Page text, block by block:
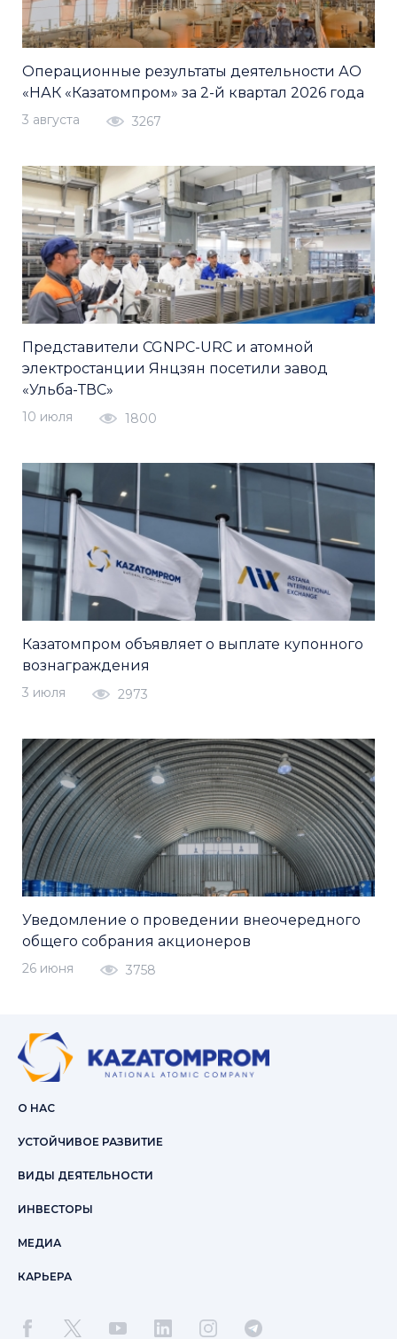
Операционные результаты деятельности АО
«НАК «Казатомпром» за 2-й квартал 2026 года
3 августа 3267
Представители CGNPC-URC и атомной
электростанции Янцзян посетили завод
«Ульба-ТВС»
10 июля 1800
Казатомпром объявляет о выплате купонного
вознаграждения
3 июля 2973
Уведомление о проведении внеочередного
общего собрания акционеров
26 июня 3758
О НАС
УСТОЙЧИВОЕ РАЗВИТИЕ
ВИДЫ ДЕЯТЕЛЬНОСТИ
ИНВЕСТОРЫ
МЕДИА
КАРЬЕРА